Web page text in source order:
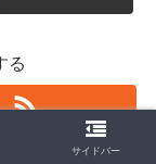
る
サイドバー